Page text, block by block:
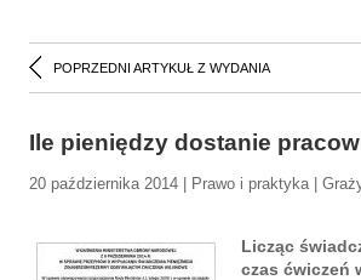
POPRZEDNI ARTYKUŁ Z WYDANIA
Ile pieniędzy dostanie
20 października 2014 | Prawo i praktyka |
Licząc
czas ćwiczeń